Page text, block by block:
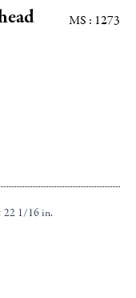
MS : 1273
22 1/16 in.